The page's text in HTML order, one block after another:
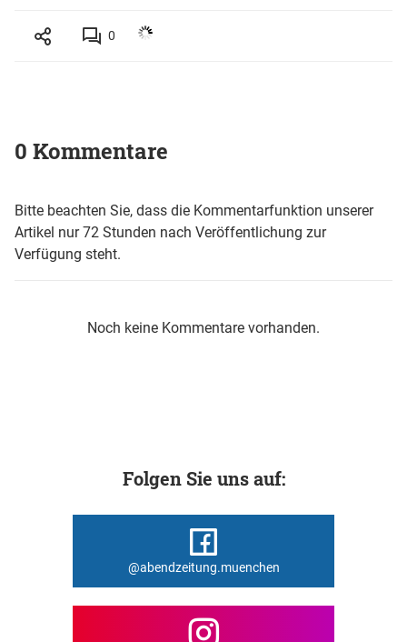
0
0 Kommentare
Bitte beachten Sie, dass die Kommentarfunktion unserer
Artikel nur 72 Stunden nach Veröffentlichung zur
Verfügung steht.
Noch keine Kommentare vorhanden.
Folgen Sie uns auf:
@abendzeitung.muenchen